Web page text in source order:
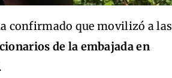
confirmado que movilizó a las
de la embajada en